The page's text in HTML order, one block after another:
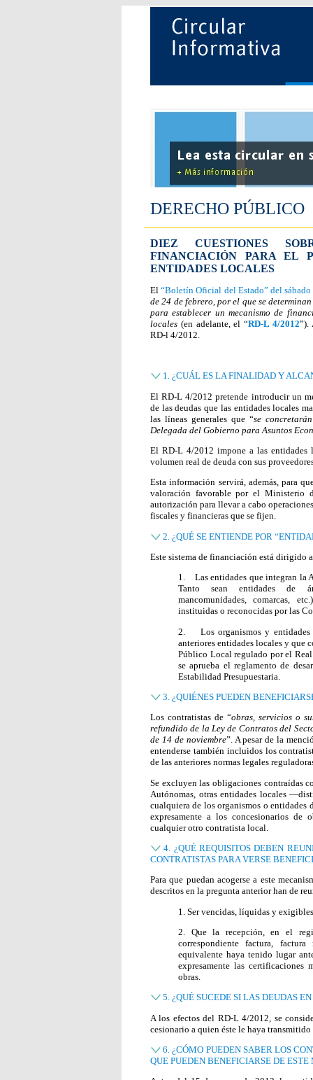
DERECHO PÚBLICO
DIEZ CUESTIONES
FINANCIACIÓN PARA EL
ENTIDADES LOCALES
El“Boletín Oficial del Estado” del
de 24 de febrero, por el que se
para establecer un mecanismo de
locales (en adelante, el “RD-L 4/2012”).
RD-l 4/2012.
1. ¿CUÁL ES LA FINALIDAD Y
El RD-L 4/2012 pretende introducir un
de las deudas que las entidades locales
las líneas generales que “se
Delegada del Gobierno para Asuntos
El RD-L 4/2012 impone a las
volumen real de deuda con sus
Esta información servirá, además, para
valoración favorable por el Ministerio
autorización para llevar a cabo
fiscales y financieras que se fijen.
2. ¿QUÉ SE ENTIENDE POR
Este sistema de financiación está dirigido
1. Las entidades que integran la
Tanto sean entidades de
mancomunidades, comarcas,
instituidas o reconocidas por las
2. Los organismos y entidades
anteriores entidades locales y que
Público Local regulado por el
se aprueba el reglamento de
Estabilidad Presupuestaria.
3. ¿QUIÉNES PUEDEN
Los contratistas de “obras, servicios o
refundido de la Ley de Contratos del
de 14 de noviembre”. A pesar de la
entenderse también incluidos los
de las anteriores normas legales
Se excluyen las obligaciones contraídas
Autónomas, otras entidades locales
cualquiera de los organismos o entidades
expresamente a los concesionarios de
cualquier otro contratista local.
4. ¿QUÉ REQUISITOS DEBEN
CONTRATISTAS PARA VERSE
Para que puedan acogerse a este
descritos en la pregunta anterior han de
1. Ser vencidas, líquidas y
2. Que la recepción, en el
correspondiente factura,
equivalente haya tenido lugar
expresamente las
obras.
5. ¿QUÉ SUCEDE SI LAS DEUDAS
A los efectos del RD-L 4/2012, se
cesionario a quien éste le haya transmitido
6. ¿CÓMO PUEDEN SABER LOS
QUE PUEDEN BENEFICIARSE DE